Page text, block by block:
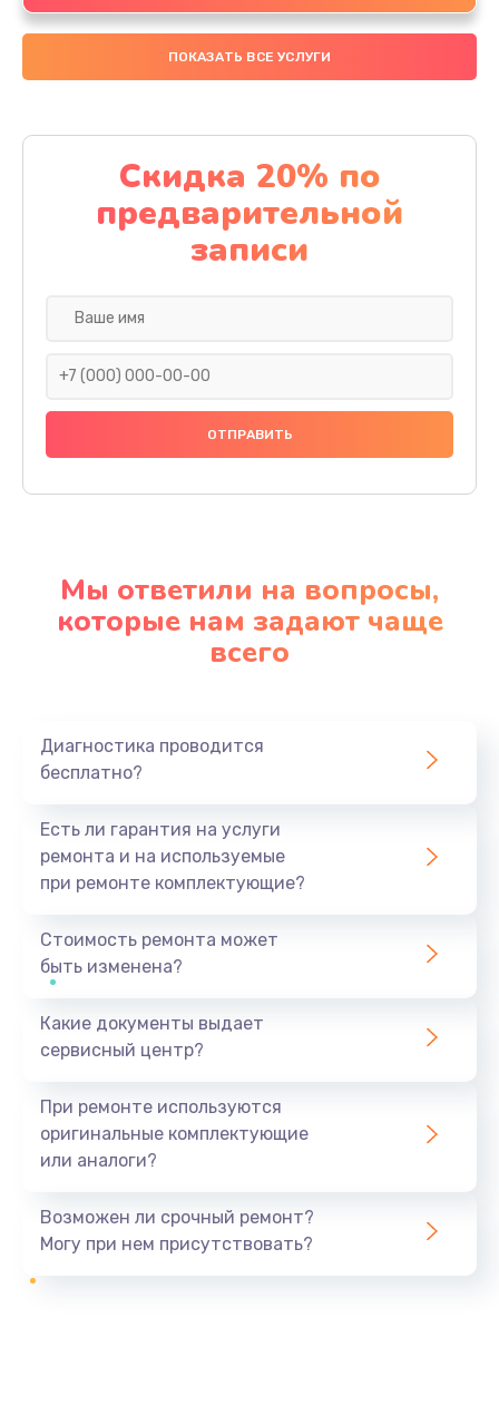
ПОКАЗАТЬ ВСЕ УСЛУГИ
Скидка 20% по
предварительной
записи
Мы ответили на вопросы,
которые нам задают чаще
всего
Диагностика проводится
бесплатно?
Есть ли гарантия на услуги
ремонта и на используемые
при ремонте комплектующие?
Стоимость ремонта может
быть изменена?
Какие документы выдает
сервисный центр?
При ремонте используются
оригинальные комплектующие
или аналоги?
Возможен ли срочный ремонт?
Могу при нем присутствовать?